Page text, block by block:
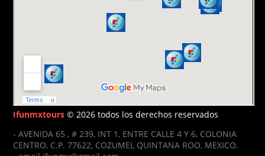
Ifunmxtours © 2026 todos los derechos reservados
- AVENIDA 65 , # 239, INT 1, ENTRE CALLE 4 Y 6, COLONIA
CENTRO, C.P. 77622, COZUMEL QUINTANA ROO, MEXICO.